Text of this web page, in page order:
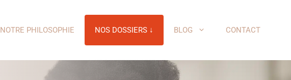
NOTRE PHILOSOPHIE NOS DOSSIERS ↓ BLOG CONTACT